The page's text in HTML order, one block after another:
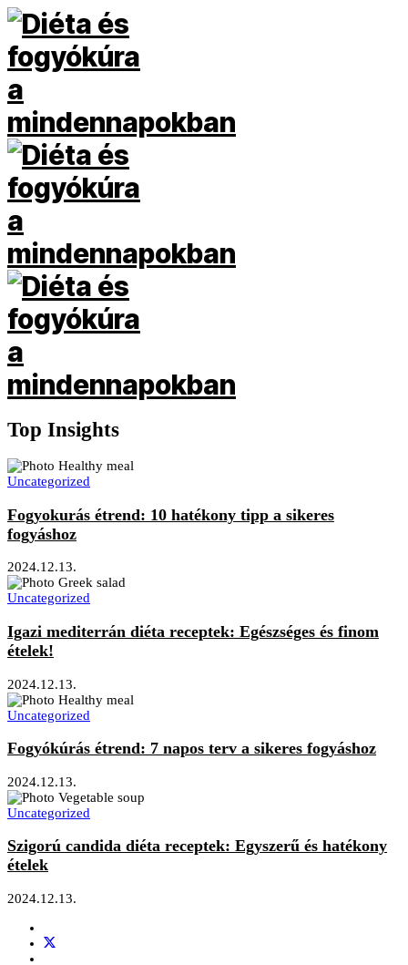
Top Insights
Uncategorized
Fogyokurás étrend: 10 hatékony tipp a sikeres
fogyáshoz
2024.12.13.
Uncategorized
Igazi mediterrán diéta receptek: Egészséges és finom
ételek!
2024.12.13.
Uncategorized
Fogyókúrás étrend: 7 napos terv a sikeres fogyáshoz
2024.12.13.
Uncategorized
Szigorú candida diéta receptek: Egyszerű és hatékony
ételek
2024.12.13.